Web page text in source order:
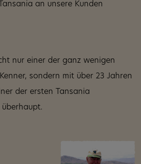
an unsere Kunden
nur einer der ganz wenigen
sondern mit über 23 Jahren
der ersten Tansania
überhaupt.